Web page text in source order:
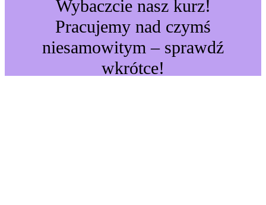
Wybaczcie nasz kurz!
Pracujemy nad czymś
niesamowitym – sprawdź
wkrótce!